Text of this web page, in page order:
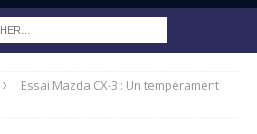
Essai Mazda CX-3 : Un tempérament